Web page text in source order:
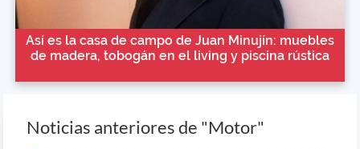
Así es la casa de campo de Juan Minujín: muebles
de madera, tobogán en el living y piscina rústica
Noticias anteriores de "Motor"